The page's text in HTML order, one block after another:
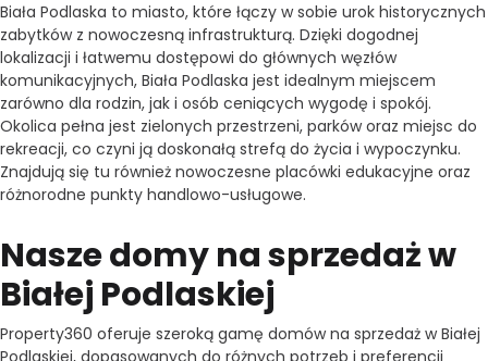
Biała Podlaska to miasto, które łączy w sobie urok historycznych
zabytków z nowoczesną infrastrukturą. Dzięki dogodnej
lokalizacji i łatwemu dostępowi do głównych węzłów
komunikacyjnych, Biała Podlaska jest idealnym miejscem
zarówno dla rodzin, jak i osób ceniących wygodę i spokój.
Okolica pełna jest zielonych przestrzeni, parków oraz miejsc do
rekreacji, co czyni ją doskonałą strefą do życia i wypoczynku.
Znajdują się tu również nowoczesne placówki edukacyjne oraz
różnorodne punkty handlowo-usługowe.
Nasze domy na sprzedaż w
Białej Podlaskiej
Property360 oferuje szeroką gamę domów na sprzedaż w Białej
Podlaskiej, dopasowanych do różnych potrzeb i preferencji